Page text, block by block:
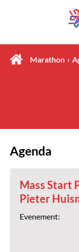
Marathon
Agenda
Mass Start
Pieter
Evenement: